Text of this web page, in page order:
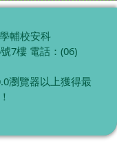
輔校安科
7樓 電話：(06)
瀏覽器以上獲得最